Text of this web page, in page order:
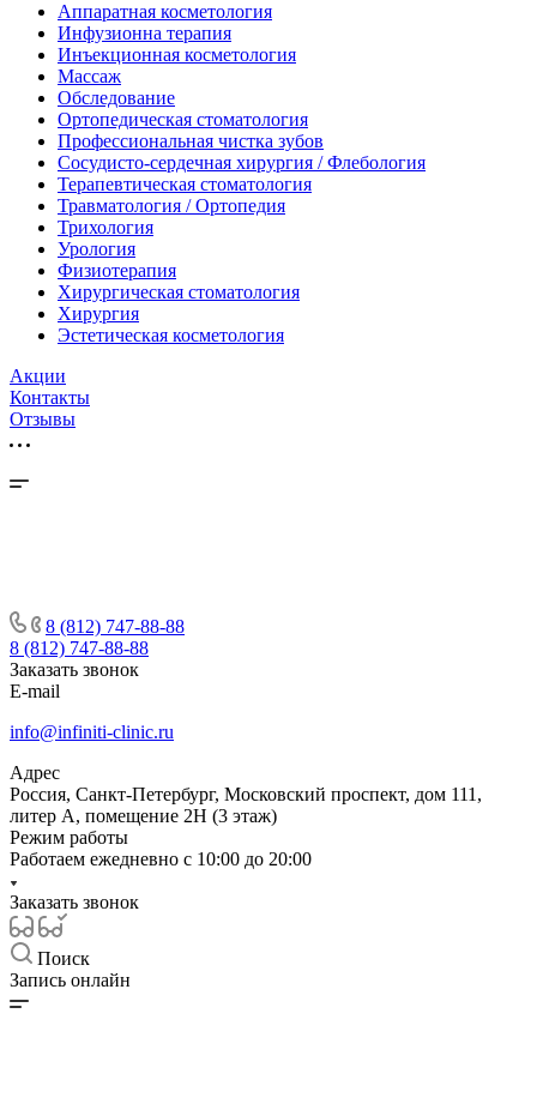
Аппаратная косметология
Инфузионна терапия
Инъекционная косметология
Массаж
Обследование
Ортопедическая стоматология
Профессиональная чистка зубов
Сосудисто-сердечная хирургия / Флебология
Терапевтическая стоматология
Травматология / Ортопедия
Трихология
Урология
Физиотерапия
Хирургическая стоматология
Хирургия
Эстетическая косметология
Акции
Контакты
Отзывы
8 (812) 747-88-88
8 (812) 747-88-88
Заказать звонок
E-mail
info@infiniti-clinic.ru
Адрес
Россия, Санкт-Петербург, Московский проспект, дом 111,
литер А, помещение 2Н (3 этаж)
Режим работы
Работаем ежедневно с 10:00 до 20:00
Заказать звонок
Поиск
Запись онлайн